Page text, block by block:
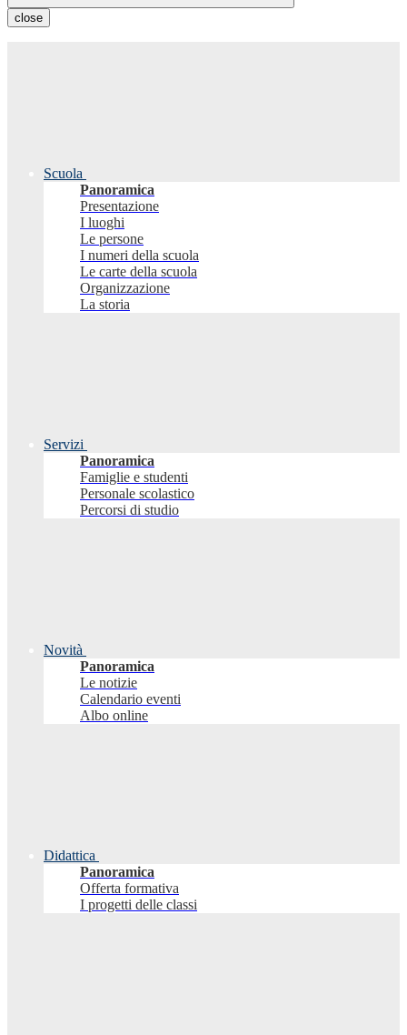
close
Scuola
Panoramica
Presentazione
I luoghi
Le persone
I numeri della scuola
Le carte della scuola
Organizzazione
La storia
Servizi
Panoramica
Famiglie e studenti
Personale scolastico
Percorsi di studio
Novità
Panoramica
Le notizie
Calendario eventi
Albo online
Didattica
Panoramica
Offerta formativa
I progetti delle classi